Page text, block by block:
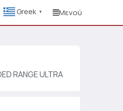
Greek ▼ Μενού
RANGE ULTRA